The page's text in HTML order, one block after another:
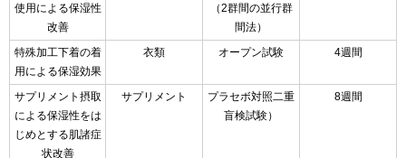
使用による保湿性
改善
（2群間の並行群
間法）
特殊加工下着の着
用による保湿効果
衣類 オープン試験 4週間
サプリメント摂取
による保湿性をは
じめとする肌諸症
状改善
サプリメント
プラセボ対照二重
盲検試験）
8週間